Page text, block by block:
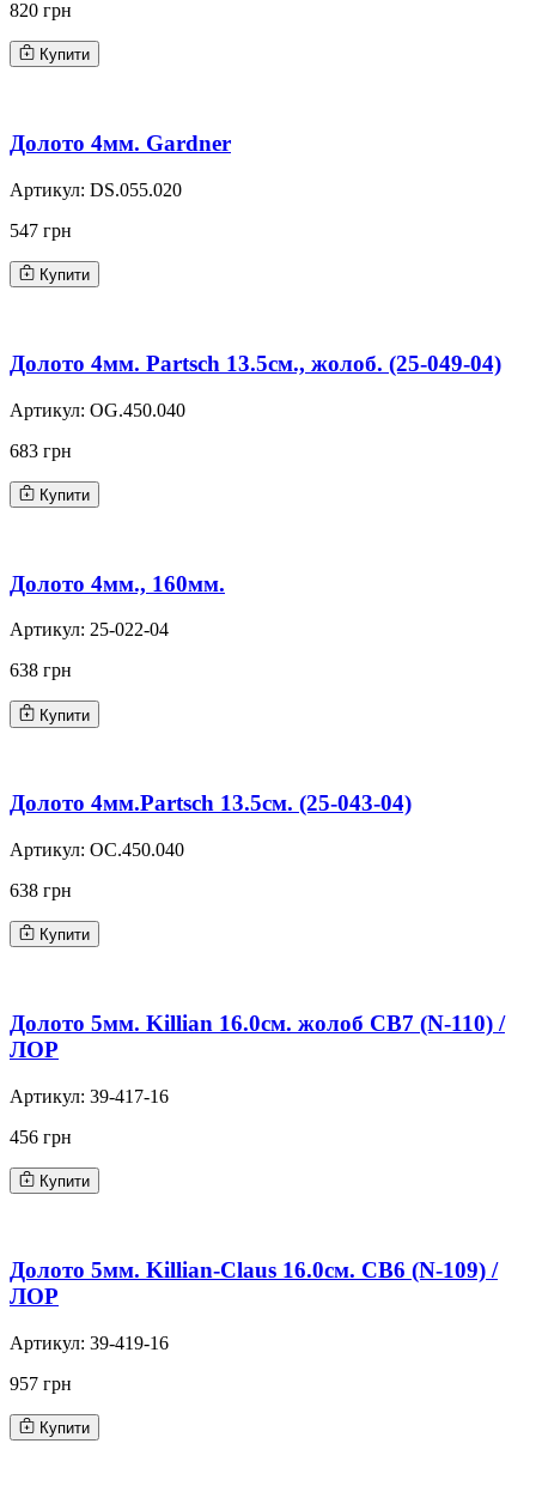
820 грн
Купити
Долото 4мм. Gardner
Артикул: DS.055.020
547 грн
Купити
Долото 4мм. Partsch 13.5см., жолоб. (25-049-04)
Артикул: OG.450.040
683 грн
Купити
Долото 4мм., 160мм.
Артикул: 25-022-04
638 грн
Купити
Долото 4мм.Partsch 13.5см. (25-043-04)
Артикул: OC.450.040
638 грн
Купити
Долото 5мм. Killian 16.0см. жолоб CB7 (N-110) /
ЛОР
Артикул: 39-417-16
456 грн
Купити
Долото 5мм. Killian-Claus 16.0см. CB6 (N-109) /
ЛОР
Артикул: 39-419-16
957 грн
Купити